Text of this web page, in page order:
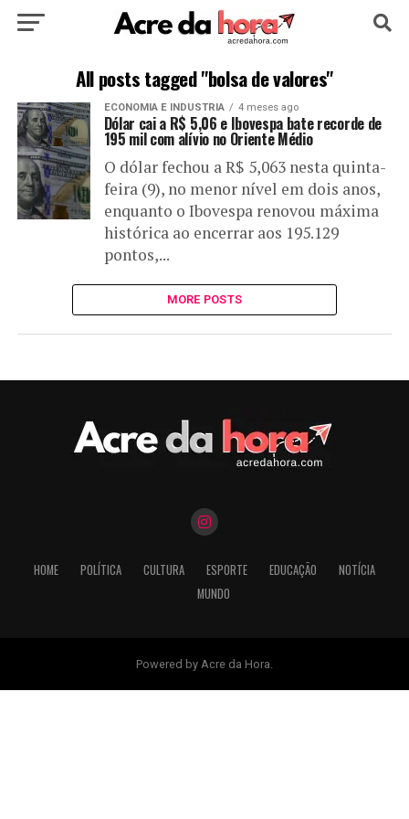
HOME POLÍTICA CULTURA ESPORTE
EDUCAÇÃO NOTÍCIA MUNDO
All posts tagged "bolsa de valores"
ECONOMIA E INDUSTRIA 4 meses ago
Dólar cai a R$ 5,06 e Ibovespa bate recorde de
195 mil com alívio no Oriente Médio
O dólar fechou a R$ 5,063 nesta quinta-
feira (9), no menor nível em dois anos,
enquanto o Ibovespa renovou máxima
histórica ao encerrar aos 195.129
pontos,...
MORE POSTS
HOME POLÍTICA CULTURA ESPORTE EDUCAÇÃO
NOTÍCIA
MUNDO
Powered by Acre da Hora.